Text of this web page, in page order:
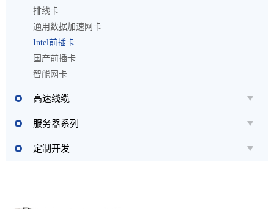
排线卡
通用数据加速网卡
Intel前插卡
国产前插卡
智能网卡
高速线缆
服务器系列
定制开发